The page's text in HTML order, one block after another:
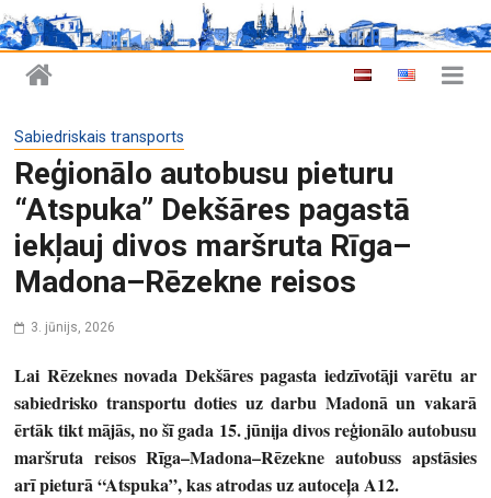
Sabiedriskais transports
Reģionālo autobusu pieturu
“Atspuka” Dekšāres pagastā
iekļauj divos maršruta Rīga–
Madona–Rēzekne reisos
3. jūnijs, 2026
Lai Rēzeknes novada Dekšāres pagasta iedzīvotāji varētu ar
sabiedrisko transportu doties uz darbu Madonā un vakarā
ērtāk tikt mājās, no šī gada 15. jūnija divos reģionālo autobusu
maršruta reisos Rīga–Madona–Rēzekne autobuss apstāsies
arī pieturā “Atspuka”, kas atrodas uz autoceļa A12.